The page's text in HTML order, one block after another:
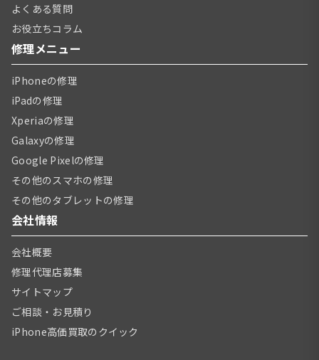
よくある質問
お役立ちコラム
修理メニュー
iPhoneの修理
iPadの修理
Xperiaの修理
Galaxyの修理
Google Pixelの修理
その他のスマホの修理
その他のタブレットの修理
会社情報
会社概要
修理代理店募集
サイトマップ
ご相談・お見積り
iPhone高価買取のクイック